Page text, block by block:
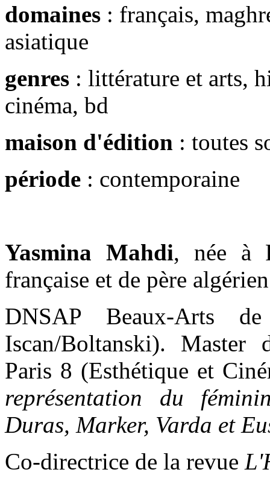
domaines : français,
asiatique
genres : littérature et arts,
cinéma, bd
maison d'édition : toutes
période : contemporaine
Yasmina Mahdi, née à
française et de père
DNSAP Beaux-Arts
Iscan/Boltanski). Master
Paris 8 (Esthétique et
représentation du
Duras, Marker, Varda et
Co-directrice de la revue